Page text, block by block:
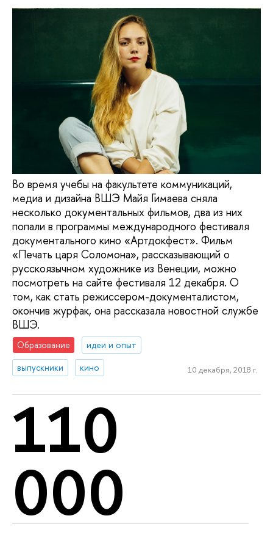
Во время учебы на факультете коммуникаций,
медиа и дизайна ВШЭ Майя Гимаева сняла
несколько документальных фильмов, два из них
попали в программы международного фестиваля
документального кино «Артдокфест». Фильм
«Печать царя Соломона», рассказывающий о
русскоязычном художнике из Венеции, можно
посмотреть на сайте фестиваля 12 декабря. О
том, как стать режиссером-документалистом,
окончив журфак, она рассказала новостной службе
ВШЭ.
Образование
идеи и опыт
выпускники
кино 10 декабря, 2018 г.
110
000